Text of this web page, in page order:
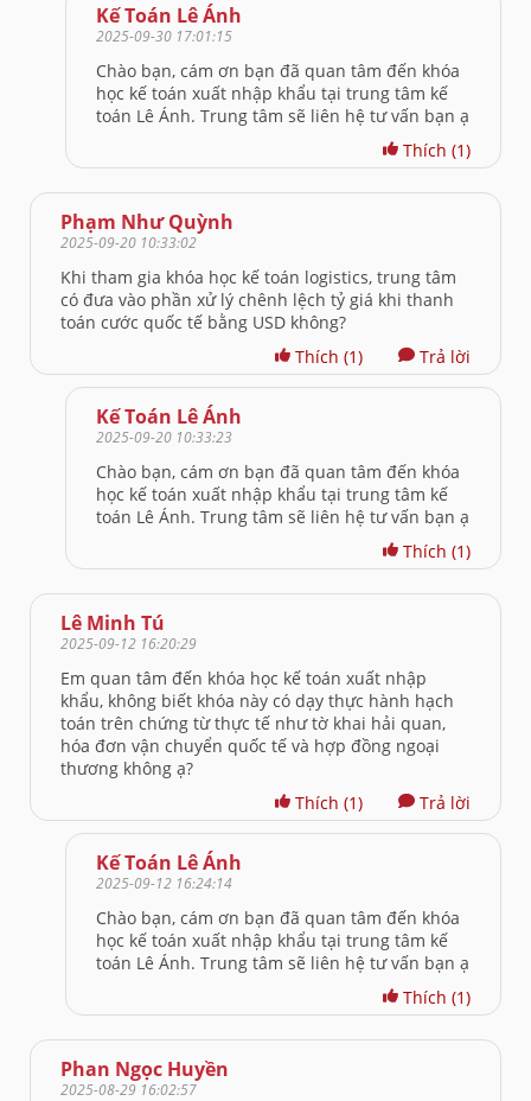
Kế Toán Lê Ánh
2025-09-30 17:01:15
Chào bạn, cám ơn bạn đã quan tâm đến khóa
học kế toán xuất nhập khẩu tại trung tâm kế
toán Lê Ánh. Trung tâm sẽ liên hệ tư vấn bạn ạ
Thích (1)
Phạm Như Quỳnh
2025-09-20 10:33:02
Khi tham gia khóa học kế toán logistics, trung tâm
có đưa vào phần xử lý chênh lệch tỷ giá khi thanh
toán cước quốc tế bằng USD không?
Thích (1) Trả lời
Kế Toán Lê Ánh
2025-09-20 10:33:23
Chào bạn, cám ơn bạn đã quan tâm đến khóa
học kế toán xuất nhập khẩu tại trung tâm kế
toán Lê Ánh. Trung tâm sẽ liên hệ tư vấn bạn ạ
Thích (1)
Lê Minh Tú
2025-09-12 16:20:29
Em quan tâm đến khóa học kế toán xuất nhập
khẩu, không biết khóa này có dạy thực hành hạch
toán trên chứng từ thực tế như tờ khai hải quan,
hóa đơn vận chuyển quốc tế và hợp đồng ngoại
thương không ạ?
Thích (1) Trả lời
Kế Toán Lê Ánh
2025-09-12 16:24:14
Chào bạn, cám ơn bạn đã quan tâm đến khóa
học kế toán xuất nhập khẩu tại trung tâm kế
toán Lê Ánh. Trung tâm sẽ liên hệ tư vấn bạn ạ
Thích (1)
Phan Ngọc Huyền
2025-08-29 16:02:57